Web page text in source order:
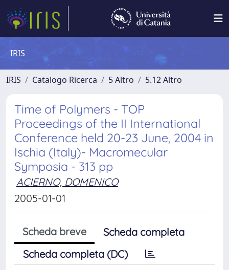
IRIS
IRIS Catalogo Ricerca 5 Altro 5.12 Altro
Time of Polymers - TOP
Proceedings of the II International
Conference held 20-23 June, 2004 in
Ischia (Italy)- Macromecular
Symposia - 313 pp
ACIERNO, DOMENICO
2005-01-01
Scheda breve
Scheda completa
Scheda completa (DC)